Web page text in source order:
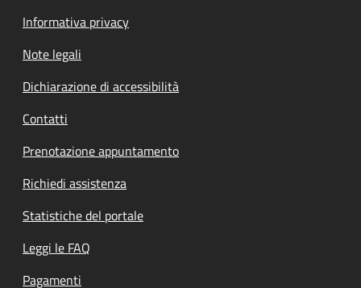
Informativa privacy
Note legali
Dichiarazione di accessibilità
Contatti
Prenotazione appuntamento
Richiedi assistenza
Statistiche del portale
Leggi le FAQ
Pagamenti